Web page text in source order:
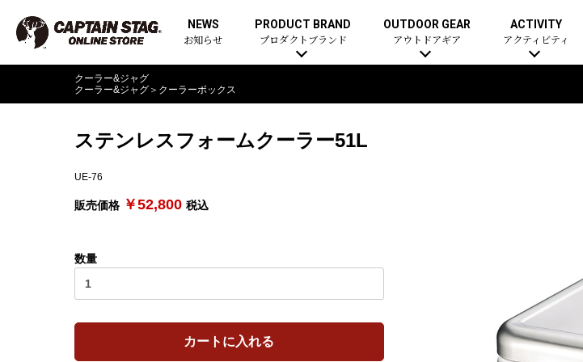
NEWS
お知らせ
PRODUCT BRAND
プロダクトブランド
OUTDOOR GEAR
アウトドアギア
ACTIVITY
アクティビティ
クーラー&ジャグ
クーラー&ジャグ ＞ クーラーボックス
ステンレスフォームクーラー51L
UE-76
販売価格 ￥52,800 税込
数量
カートに入れる